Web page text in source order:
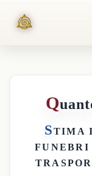
Q
STIMA
FUNEBRI